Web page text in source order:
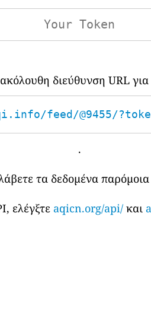
διεύθυνση URL
feed/@9455/
.
τα δεδομένα
ελέγξτε aqicn.org/api/ και